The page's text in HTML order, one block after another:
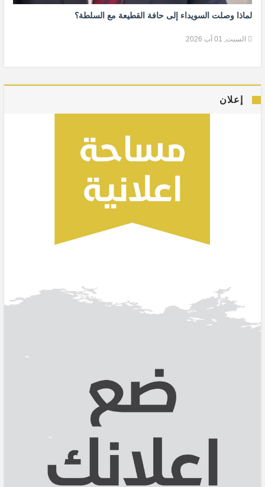
لماذا وصلت السويداء إلى حافة القطيعة مع السلطة؟
السبت, 01 آب 2026
إعلان